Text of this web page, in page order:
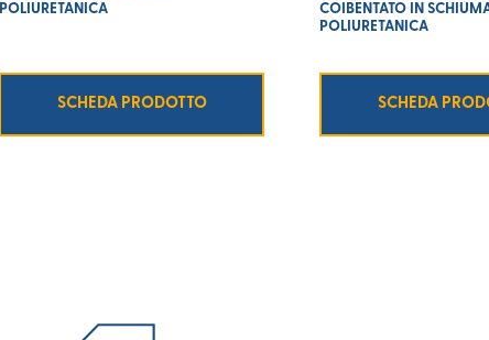
POLIURETANICA
SCHEDA PRODOTTO
COIBENTATO IN
POLIURETANICA
SCHEDA